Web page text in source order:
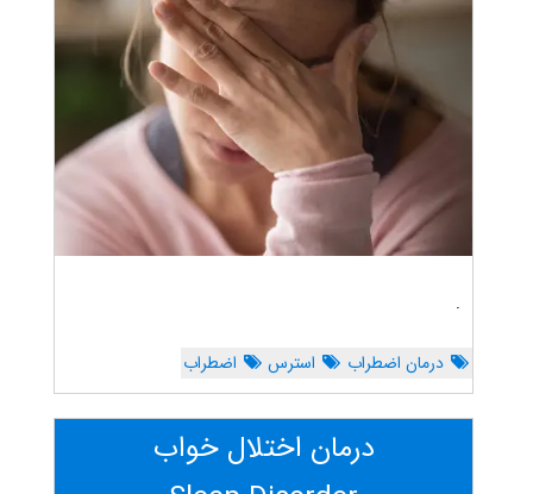
.
درمان اضطراب استرس اضطراب
درمان اختلال خواب